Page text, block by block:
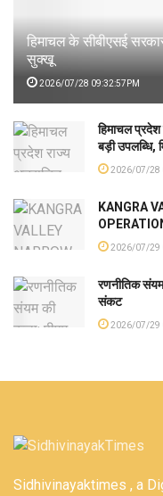
हिमाचल के सीबीएसई
सुक्खू
2026/07/28 09:32:57PM
हिमाचल प्रदेश
बड़ी उपलब्धि,
2026/07/28
KANGRA
2026/07/29
रणनीतिक
संकट
2026/07/29
Sidhivinayaktimes , a